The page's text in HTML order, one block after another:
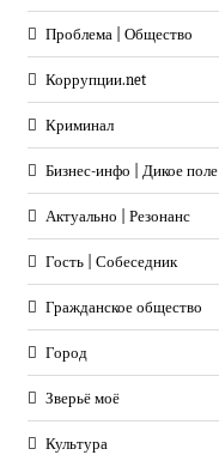
Проблема | Общество
Коррупции.net
Криминал
Бизнес-инфо | Дикое поле
Актуально | Резонанс
Гость | Собеседник
Гражданское общество
Город
Зверьё моё
Культура